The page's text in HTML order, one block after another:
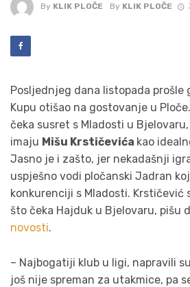
By KLIK PLOČE By KLIK PLOČE
Posljednjeg dana listopada prošle
Kupu otišao na gostovanje u
čeka susret s Mladosti u
imaju Mišu Krstičevića kao
Jasno je i zašto, jer nekadašnji
uspješno vodi pločanski Jadran
konkurenciji s Mladosti. Krstičević
što čeka Hajduk u Bjelovaru, pišu
novosti.
– Najbogatiji klub u ligi, napravili
još nije spreman za utakmice, pa